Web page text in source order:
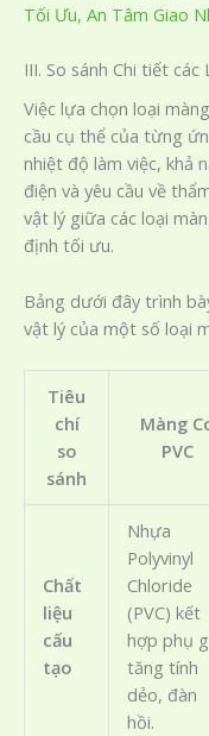
Tối Ưu, An Tâm Giao
III. So sánh Chi tiết
Việc lựa chọn loại
cầu cụ thể của từng
nhiệt độ làm việc, khả
điện và yêu cầu về
vật lý giữa các loại
định tối ưu.
Bảng dưới đây trình
vật lý của một số loại
Tiêu
chí
so
sánh
Màng
PVC
Chất
liệu
cấu
tạo
Nhựa
Polyvinyl
Chloride
(PVC) kết
hợp phụ
tăng tính
dẻo, đàn
hồi.